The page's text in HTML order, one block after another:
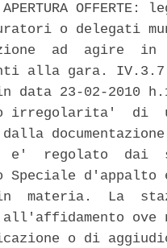
APERTURA
o delegati
ad  agire
alla gara. IV.3.7)
data 23-02-2010
o irregolarita'  di
e'  regolato  dai
Speciale
materia.  La
all'affidamento
o di